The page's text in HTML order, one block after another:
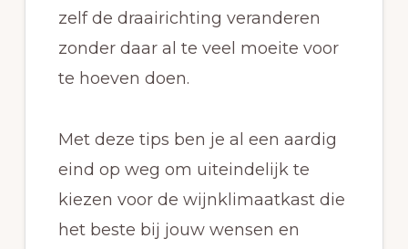
zelf de draairichting veranderen
zonder daar al te veel moeite voor
te hoeven doen.
Met deze tips ben je al een aardig
eind op weg om uiteindelijk te
kiezen voor de wijnklimaatkast die
het beste bij jouw wensen en